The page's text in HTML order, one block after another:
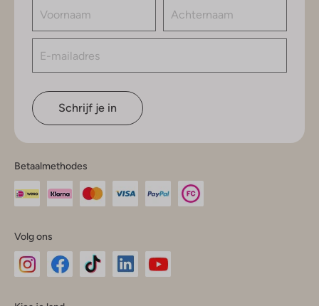
Schrijf je in
Betaalmethodes
Volg ons